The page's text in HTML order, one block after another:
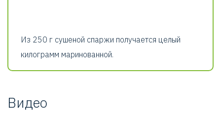
Из 250 г сушеной спаржи получается целый
килограмм маринованной.
Видео